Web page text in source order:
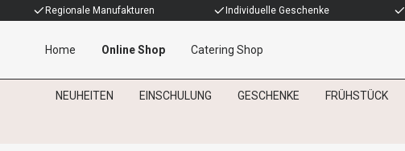
Regionale Manufakturen Individuelle Geschenke
Home Online Shop Catering Shop
NEUHEITEN EINSCHULUNG GESCHENKE FRÜHSTÜCK